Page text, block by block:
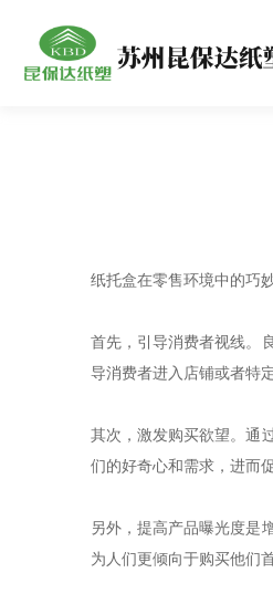
纸托盒在零售环境中的巧
首先，引导消费者视线。
导消费者进入店铺或者特
其次，激发购买欲望。通
们的好奇心和需求，进而
另外，提高产品曝光度是
为人们更倾向于购买他们